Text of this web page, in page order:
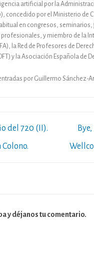
artificial por la
concedido por el Ministerio de
en congresos, seminarios,
y miembro de la
la Red de Profesores de
y la Asociación Española de
por Guillermo Sánchez-
del 720 (II).
Colono.
y déjanos tu comentario.